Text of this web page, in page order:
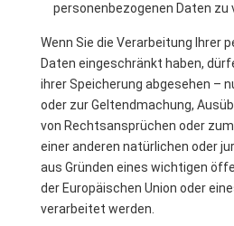
personenbezogenen Daten zu
Wenn Sie die Verarbeitung Ihrer
Daten eingeschränkt haben,
ihrer Speicherung abgesehen –
oder zur Geltendmachung,
von Rechtsansprüchen oder
einer anderen natürlichen oder
aus Gründen eines wichtigen
der Europäischen Union oder
verarbeitet werden.